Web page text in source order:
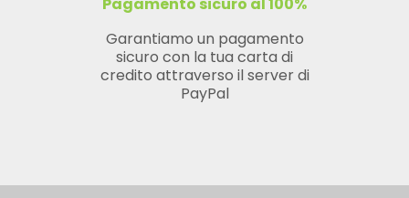
Pagamento sicuro al 100%
Garantiamo un pagamento
sicuro con la tua carta di
credito attraverso il server di
PayPal